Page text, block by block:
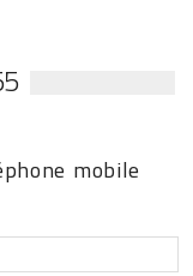
mobile